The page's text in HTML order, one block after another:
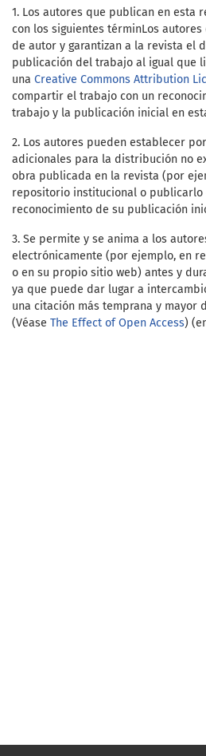
1. Los autores que publican en esta
con los siguientes términLos
de autor y garantizan a la revista el
publicación del trabajo al igual que
una Creative Commons Attribution
compartir el trabajo con un
trabajo y la publicación inicial en
2. Los autores pueden establecer
adicionales para la distribución no
obra publicada en la revista (por
repositorio institucional o publicarlo
reconocimiento de su publicación
3. Se permite y se anima a los
electrónicamente (por ejemplo, en
o en su propio sitio web) antes y
ya que puede dar lugar a
una citación más temprana y mayor
(Véase The Effect of Open Access)